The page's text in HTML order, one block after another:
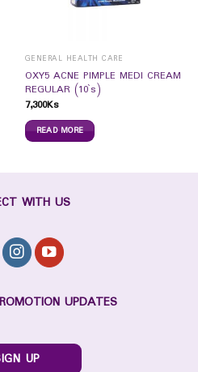
GENERAL HEALTH CARE
OXY5 ACNE PIMPLE MEDI CREAM
REGULAR (10`s)
7,300Ks
READ MORE
WITH US
UPDATES
UP